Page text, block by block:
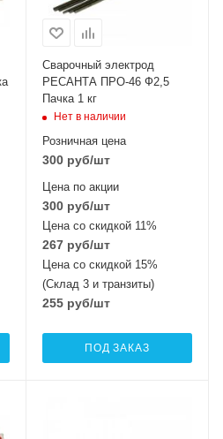
Сварочный электрод
РЕСАНТА ПРО-46 Ф2,5
Пачка 1 кг
Нет в наличии
Розничная цена
300руб/шт
Цена по акции
300руб/шт
Цена со скидкой 11%
267руб/шт
Цена со скидкой 15%
(Склад 3 и транзиты)
255руб/шт
ПОД ЗАКАЗ